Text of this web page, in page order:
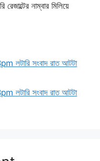
রেজাল্টের নাম্বার মিলিয়ে
লটারি সংবাদ রাত আটটা
লটারি সংবাদ রাত আটটা